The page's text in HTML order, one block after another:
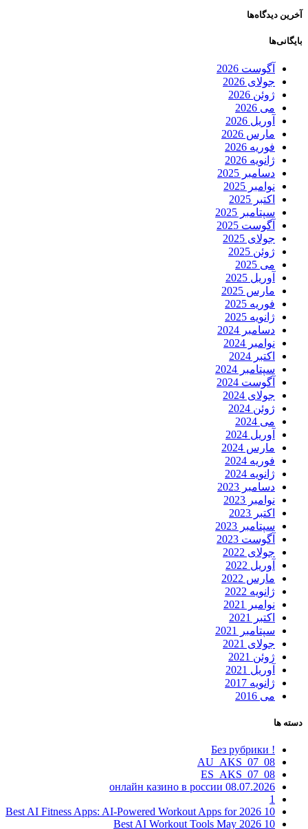
آخرین دیدگاه‌ها
بایگانی‌ها
آگوست 2026
جولای 2026
ژوئن 2026
می 2026
آوریل 2026
مارس 2026
فوریه 2026
ژانویه 2026
دسامبر 2025
نوامبر 2025
اکتبر 2025
سپتامبر 2025
آگوست 2025
جولای 2025
ژوئن 2025
می 2025
آوریل 2025
مارس 2025
فوریه 2025
ژانویه 2025
دسامبر 2024
نوامبر 2024
اکتبر 2024
سپتامبر 2024
آگوست 2024
جولای 2024
ژوئن 2024
می 2024
آوریل 2024
مارس 2024
فوریه 2024
ژانویه 2024
دسامبر 2023
نوامبر 2023
اکتبر 2023
سپتامبر 2023
آگوست 2023
جولای 2022
آوریل 2022
مارس 2022
ژانویه 2022
نوامبر 2021
اکتبر 2021
سپتامبر 2021
جولای 2021
ژوئن 2021
آوریل 2021
ژانویه 2017
می 2016
دسته ها
! Без рубрики
08_07_AU_AKS
08_07_ES_AKS
08.07.2026 онлайн казино в россии
1
10 Best AI Fitness Apps: AI-Powered Workout Apps for 2026
10 Best AI Workout Tools May 2026